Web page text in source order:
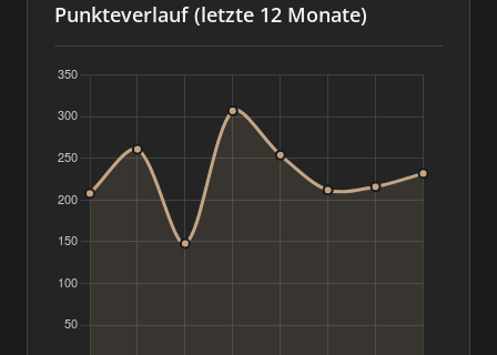
Punkteverlauf (letzte 12 Monate)